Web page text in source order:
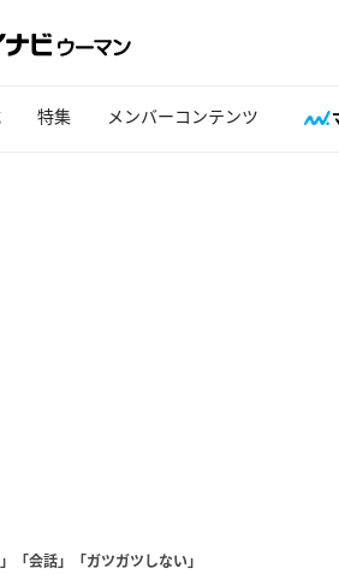
特集 メンバーコンテンツ
会話」「ガツガツしない」